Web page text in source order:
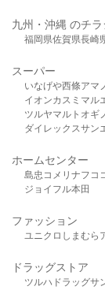
九州・沖縄 のチラ
福岡県佐賀県長崎
スーパー
いなげや西條アマ
イオンカスミ マル
ツルヤマルト オギ
ダイレックスサン
ホームセンター
島忠 コメリ ナフコ
ジョイフル本田
ファッション
ユニクロ しまむら
ドラッグストア
ツルハドラッグサ